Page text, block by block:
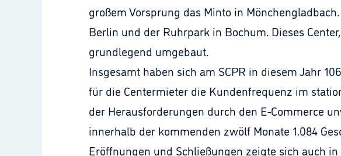
großem Vorsprung das Minto in
Berlin und der Ruhrpark in Bochum. Dieses
grundlegend umgebaut.
Insgesamt haben sich am SCPR in diesem Jahr
für die Centermieter die Kundenfrequenz im
der Herausforderungen durch den E-Commerce
innerhalb der kommenden zwölf Monate 1.084
Eröffnungen und Schließungen zeigte sich auch in